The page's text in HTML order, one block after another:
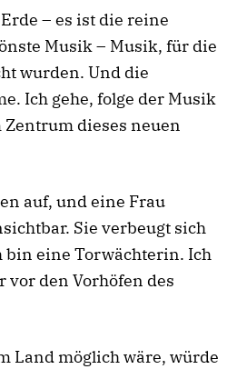
– es ist die reine
Musik – Musik, für die
wurden. Und die
Ich gehe, folge der Musik
Zentrum dieses neuen
auf, und eine Frau
Sie verbeugt sich
bin eine Torwächterin. Ich
vor den Vorhöfen des
Land möglich wäre, würde